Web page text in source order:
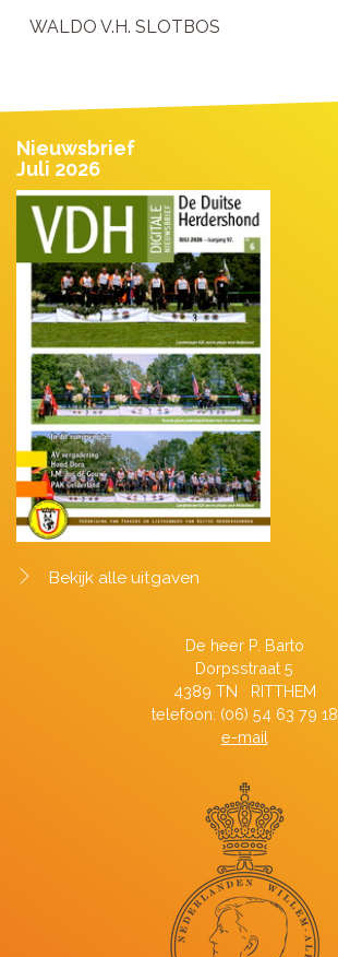
WALDO V.H. SLOTBOS
Nieuwsbrief
Juli 2026
Bekijk alle uitgaven
De heer P. Barto
Dorpsstraat 5
4389 TN RITTHEM
telefoon: (06) 54 63 79 18
e-mail